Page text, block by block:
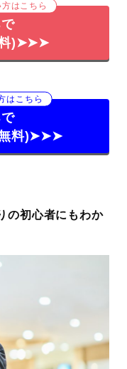
ション動画、紹介
ーが登録
県で対応可能
応で実績がある
ロに依頼できる
サポートが充実
はこちら
料)➤➤➤
はこちら
無料)➤➤➤
の初心者にもわか